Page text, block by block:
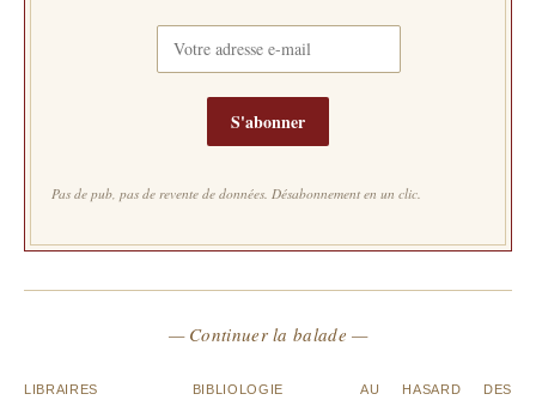
S'abonner
Pas de pub, pas de revente de données. Désabonnement en un clic.
— Continuer la balade —
LIBRAIRES BIBLIOLOGIE
AU HASARD DES